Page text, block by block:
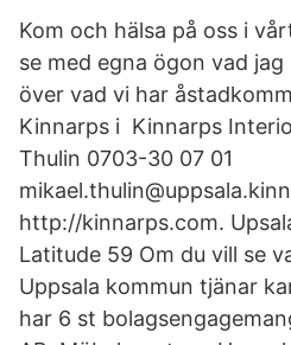
Kom och hälsa på oss i
se med egna ögon vad
över vad vi har
Kinnarps i Kinnarps
Thulin 0703-30 07 01
http://kinnarps.com.
Latitude 59 Om du vill se
Uppsala kommun tjänar
har 6 st